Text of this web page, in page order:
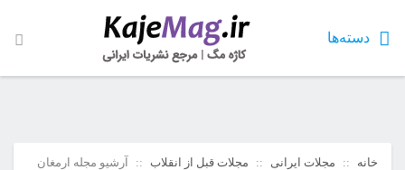
دسته‌ها
خانه مجلات ایرانی مجلات قبل از انقلاب آرشیو مجله ارمغان